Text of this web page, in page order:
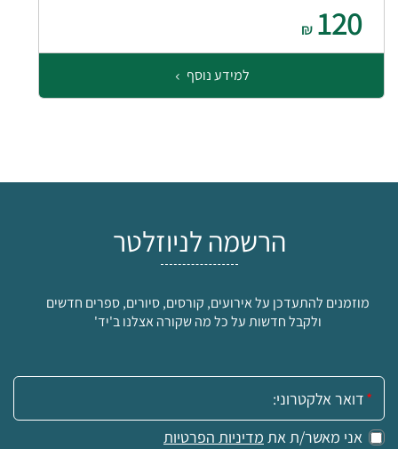
120
₪
למידע נוסף
הרשמה לניוזלטר
מוזמנים להתעדכן על אירועים, קורסים, סיורים, ספרים חדשים
ולקבל חדשות על כל מה שקורה אצלנו ב'יד'
אימייל:
אני מאשר/ת את מדיניות הפרטיות